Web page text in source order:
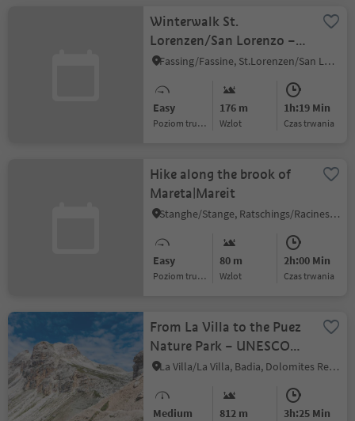
Winterwalk St.
Lorenzen/San Lorenzo –
Maria Saalen/Maria Sares
Fassing/Fassine, St.Lorenzen/San Lorenzo di Sebato, Dolomites Region Kronplatz/Plan de Corones
Easy
Poziom trudności
176 m
Wzlot
1h:19 Min
czas trwania
Hike along the brook of
Mareta|Mareit
Stanghe/Stange, Ratschings/Racines, Sterzing/Vipiteno and environs
Easy
Poziom trudności
80 m
Wzlot
2h:00 Min
czas trwania
From La Villa to the Puez
Nature Park – UNESCO
World Heritage
La Villa/La Villa, Badia, Dolomites Region Alta Badia
Medium 812 m 3h:25 Min